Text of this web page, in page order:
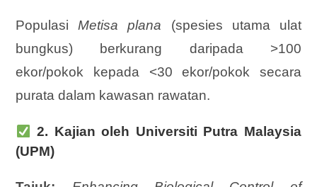
PopulasiMetisa plana (spesies utama ulat
bungkus) berkurang daripada >100
ekor/pokok kepada <30 ekor/pokok secara
purata dalam kawasan rawatan.
2. Kajian oleh Universiti Putra Malaysia
(UPM)